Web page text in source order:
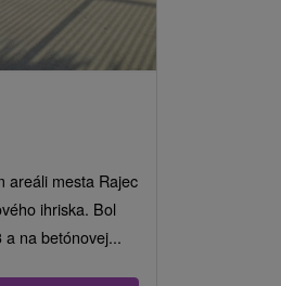
areáli mesta Rajec
ihriska. Bol
na betónovej...